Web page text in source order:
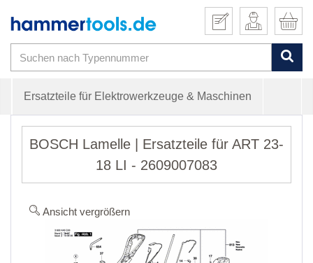
Ersatzteile für Elektrowerkzeuge & Maschinen
BOSCH Lamelle | Ersatzteile für ART 23-
18 LI - 2609007083
Ansicht vergrößern